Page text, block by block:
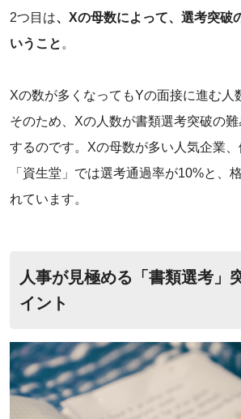
2つ目は、Xの母数によって、選考突破
いうこと 。
‌Xの数が多くなってもYの面接に進む人
そのため、Xの人数が書類選考突破の
するのです。Xの母数が多い人気企業
「資生堂」では選考通過率が10%と、
れています。
人事が見極める「書類選考」
イント